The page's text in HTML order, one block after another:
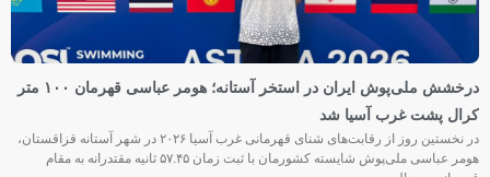
درخشش ملی‌پوش ایران در استخر آستانه؛ هومر عباسی قهرمان ۱۰۰ متر
کرال پشت غرب آسیا شد
در نخستین روز از رقابت‌های شنای قهرمانی غرب آسیا ۲۰۲۶ در شهر آستانه قزاقستان،
هومر عباسی ملی‌پوش شایسته کشورمان با ثبت زمان ۵۷.۴۵ ثانیه مقتدرانه به مقام